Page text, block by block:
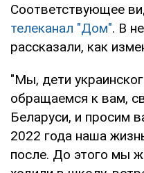
Соответствующее
телеканал "Дом". В
рассказали, как
"Мы, дети
обращаемся к вам,
Беларуси, и просим
2022 года наша
после. До этого мы